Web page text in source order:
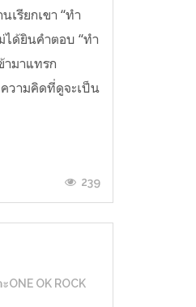
เรียกเขา “ทำ
ได้ยินคำตอบ “ทำ
ามาแทรก
ความคิดที่ดูจะเป็น
239
ONE OK ROCK